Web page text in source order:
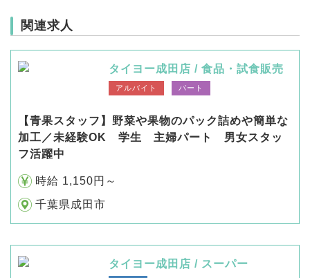
関連求人
タイヨー成田店 / 食品・試食販売
アルバイト パート
【青果スタッフ】野菜や果物のパック詰めや簡単な
加工／未経験OK 学生 主婦パート 男女スタッ
フ活躍中
時給 1,150円～
千葉県成田市
タイヨー成田店 / スーパー